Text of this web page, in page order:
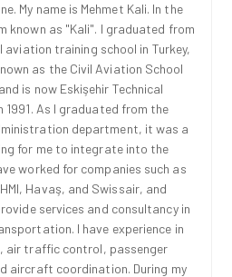
My name is Mehmet Kali. In the
known as "Kali". I graduated from
training school in Turkey,
as the Civil Aviation School
is now Eskişehir Technical
1991. As I graduated from the
department, it was a
for me to integrate into the
worked for companies such as
Havaş, and Swissair, and
services and consultancy in
I have experience in
air traffic control, passenger
aircraft coordination. During my